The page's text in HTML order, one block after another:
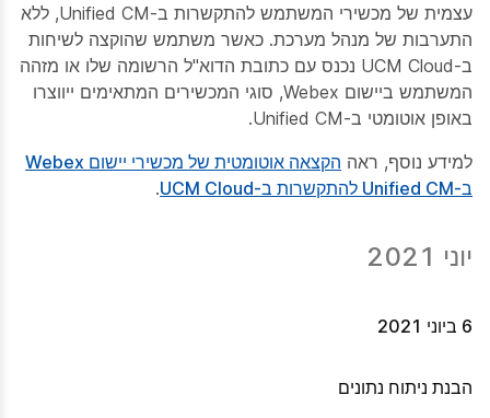
עצמית של מכשירי המשתמש להתקשרות ב-Unified CM, ללא
התערבות של מנהל מערכת. כאשר משתמש שהוקצה לשיחות
ב-UCM Cloud נכנס עם כתובת הדוא"ל הרשומה שלו או מזהה
המשתמש ביישום Webex, סוגי המכשירים המתאימים ייווצרו
באופן אוטומטי ב-Unified CM.
למידע נוסף, ראה
הקצאה אוטומטית של מכשירי יישום Webex
ב-Unified CM להתקשרות ב-UCM Cloud
.
יוני 2021
6 ביוני 2021
הבנת ניתוח נתונים